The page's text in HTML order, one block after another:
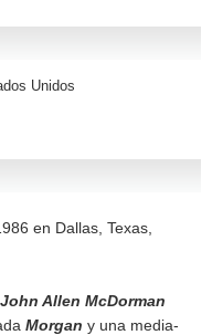
Unidos
en Dallas, Texas,
John Allen McDorman
Morgan y una media-